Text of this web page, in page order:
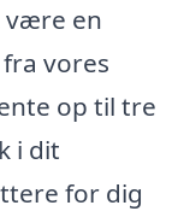
være en
vores
op til tre
i dit
for dig